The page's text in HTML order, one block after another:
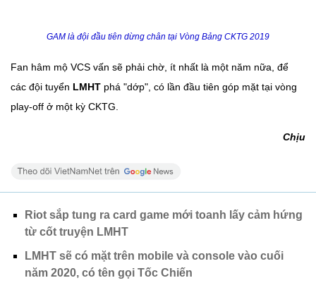
GAM là đội đầu tiên dừng chân tại Vòng Bảng CKTG 2019
Fan hâm mộ VCS vấn sẽ phải chờ, ít nhất là một năm nữa, để
các đội tuyển LMHT phá "dớp", có lần đầu tiên góp mặt tại vòng
play-off ở một kỳ CKTG.
Chịu
Riot sắp tung ra card game mới toanh lấy cảm hứng
từ cốt truyện LMHT
LMHT sẽ có mặt trên mobile và console vào cuối
năm 2020, có tên gọi Tốc Chiến